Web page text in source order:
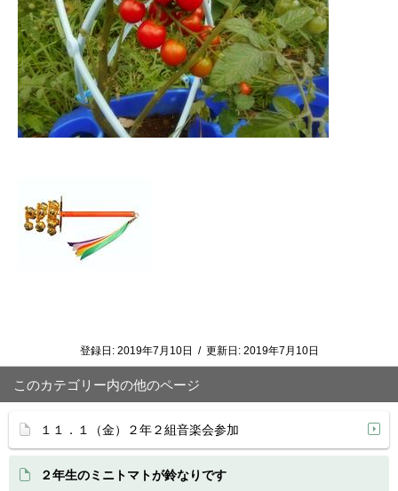
登録日: 2019年7月10日 / 更新日: 2019年7月10日
このカテゴリー内の他のページ
１１．１（金）２年２組音楽会参加
２年生のミニトマトが鈴なりです